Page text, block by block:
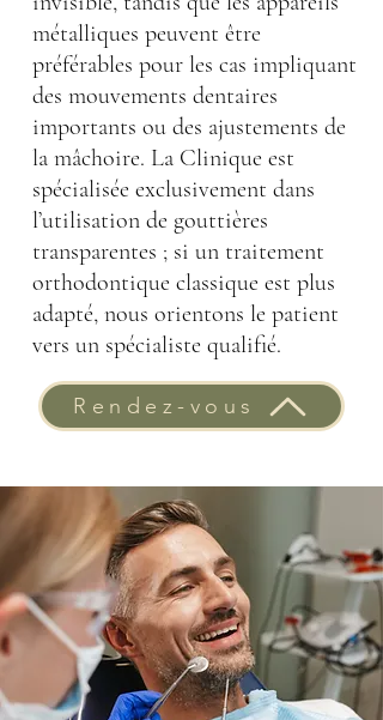
métalliques peuvent être
préférables pour les cas impliquant
des mouvements dentaires
importants ou des ajustements de
la mâchoire. La Clinique est
spécialisée exclusivement dans
l’utilisation de gouttières
transparentes ; si un traitement
orthodontique classique est plus
adapté, nous orientons le patient
vers un spécialiste qualifié.
Rendez-vous